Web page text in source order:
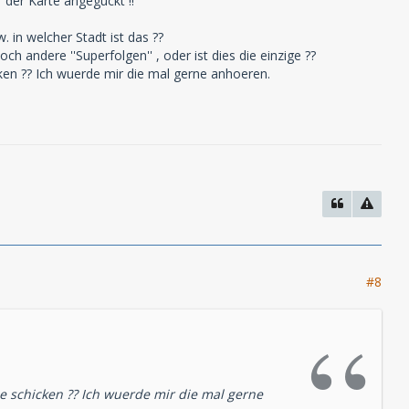
in welcher Stadt ist das ??
andere ''Superfolgen'' , oder ist dies die einzige ??
?? Ich wuerde mir die mal gerne anhoeren.
#8
?? Ich wuerde mir die mal gerne